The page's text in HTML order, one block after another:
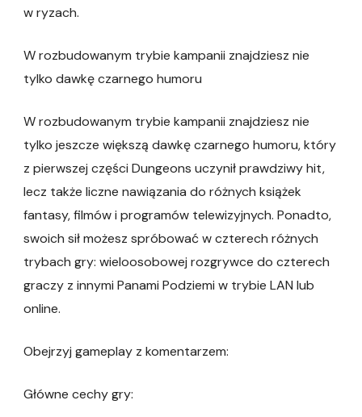
w ryzach.
W rozbudowanym trybie kampanii znajdziesz nie
tylko dawkę czarnego humoru
W rozbudowanym trybie kampanii znajdziesz nie
tylko jeszcze większą dawkę czarnego humoru, który
z pierwszej części Dungeons uczynił prawdziwy hit,
lecz także liczne nawiązania do różnych książek
fantasy, filmów i programów telewizyjnych. Ponadto,
swoich sił możesz spróbować w czterech różnych
trybach gry: wieloosobowej rozgrywce do czterech
graczy z innymi Panami Podziemi w trybie LAN lub
online.
Obejrzyj gameplay z komentarzem:
Główne cechy gry: